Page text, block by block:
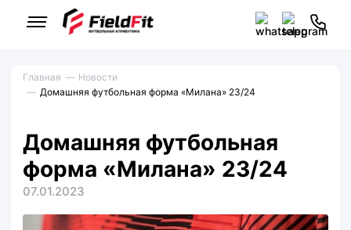
Главная
Новости
Домашняя футбольная форма «Милана» 23/24
Домашняя футбольная
форма «Милана» 23/24
07.01.2023